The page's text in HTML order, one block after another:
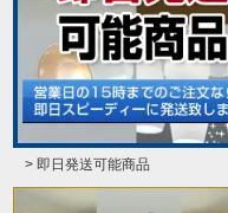
> 即日発送可能商品